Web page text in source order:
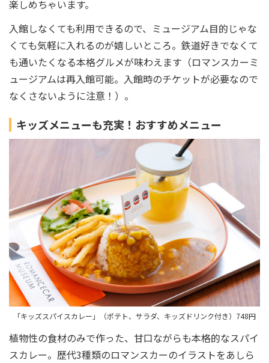
楽しめちゃいます。
入館しなくても利用できるので、ミュージアム目的じゃな
くても気軽に入れるのが嬉しいところ。鉄道好きでなくて
も通いたくなる本格グルメが味わえます（ロマンスカーミ
ュージアムは再入館可能。入館時のチケットが必要なので
なくさないように注意！）。
キッズメニューも充実！おすすめメニュー
「キッズスパイスカレー」（ポテト、サラダ、キッズドリンク付き）748円
植物性の食材のみで作った、甘口ながらも本格的なスパイ
スカレー。歴代3種類のロマンスカーのイラストをあしら